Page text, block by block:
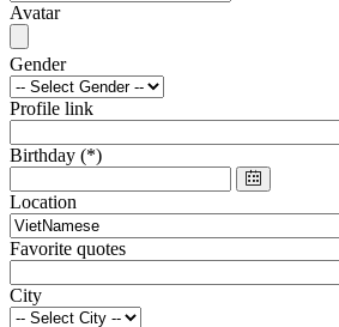
Avatar
Gender
Profile link
Birthday (*)
Location
Favorite quotes
City